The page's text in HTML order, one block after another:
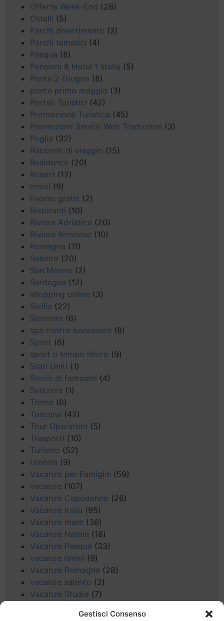
Gestisci Consenso
Offerte Week-End (28)
Ostelli (5)
Parchi divertimento (2)
Parchi tematici (4)
Pasqua (8)
Pensioni & Hotel 1 stella (5)
Ponte 2 Giugno (8)
ponte primo maggio (3)
Portali Turistici (42)
Promozione Turistica (45)
Promozioni Servizi Web Traduzioni (3)
Puglia (32)
Racconti di viaggio (15)
Residence (20)
Resort (12)
rimini (9)
risorse gratis (2)
Ristoranti (10)
Riviera Adriatica (20)
Riviera Riminese (10)
Romagna (11)
Salento (20)
San Marino (2)
Sardegna (12)
shopping online (3)
Sicilia (22)
Sorrento (6)
spa centro benessere (8)
Sport (6)
sport e tempo libero (9)
Stati Uniti (1)
Storie di fantasmi (4)
Svizzera (1)
Terme (6)
Toscana (42)
Tour Operators (5)
Trasporti (10)
Turismo (52)
Umbria (9)
Vacanza per Famiglie (59)
vacanze (107)
Vacanze Capodanno (26)
Vacanze Italia (95)
Vacanze mare (36)
Vacanze Natale (18)
Vacanze Pasqua (33)
vacanze rimini (9)
Vacanze Romagna (28)
vacanze salento (2)
Vacanze Studio (7)
(5)